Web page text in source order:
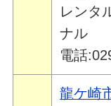
レンタ
ナル
電話
龍ケ崎